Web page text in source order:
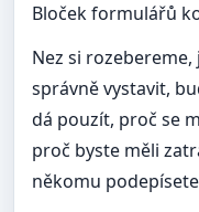
Bloček formulářů
Nez si
správně vystavit,
dá pouzít, proč se
proč byste měli
někomu